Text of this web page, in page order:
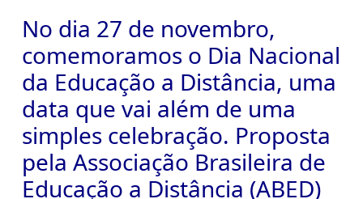
No dia 27 de novembro,
comemoramos o Dia Nacional
da Educação a Distância, uma
data que vai além de uma
simples celebração. Proposta
pela Associação Brasileira de
Educação a Distância (ABED)